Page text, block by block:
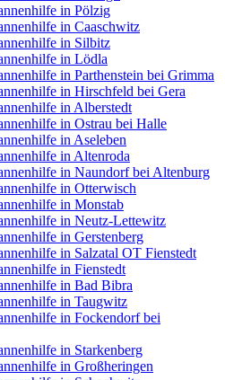
in Pölzig
in Caaschwitz
in Silbitz
in Lödla
in Parthenstein bei Grimma
in Hirschfeld bei Gera
in Alberstedt
in Ostrau bei Halle
in Aseleben
in Altenroda
in Naundorf bei Altenburg
in Otterwisch
in Monstab
in Neutz-Lettewitz
in Gerstenberg
in Salzatal OT Fienstedt
in Fienstedt
in Bad Bibra
in Taugwitz
in Fockendorf bei
in Starkenberg
in Großheringen